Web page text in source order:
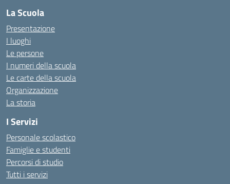
La Scuola
Presentazione
I luoghi
Le persone
I numeri della scuola
Le carte della scuola
Organizzazione
La storia
I Servizi
Personale scolastico
Famiglie e studenti
Percorsi di studio
Tutti i servizi